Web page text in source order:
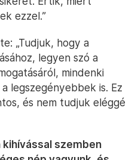
– Fotó: Alexey
vagyunk, és együtt
– mondta a
melletti
hogy önkéntesek
katonai művelet
hazájuk igazságáért
a hadseregüket,
megtesznek, hogy